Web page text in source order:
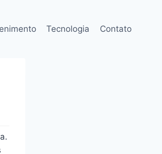
Tecnologia Contato